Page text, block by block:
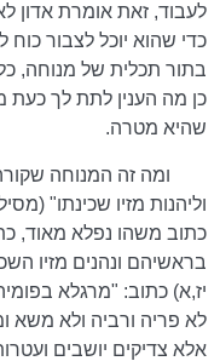
לעבוד, זאת אומרת אדון
כדי שהוא יוכל לצבור
בתור תכלית של מנוחה,
כן מה הענין לתת לך
שהיא מטרה.
ומה זה המנוחה
וליהנות מזיו שכינתו"
כתוב משהו נפלא מאוד,
בראשיהם ונהנים מזיו
יז,א) כתוב: "מרגלא
לא פריה ורביה ולא משא
אלא צדיקים יושבים